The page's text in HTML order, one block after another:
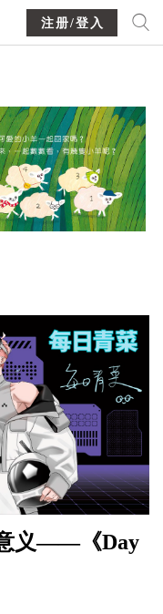
注册/登入
义——《Day